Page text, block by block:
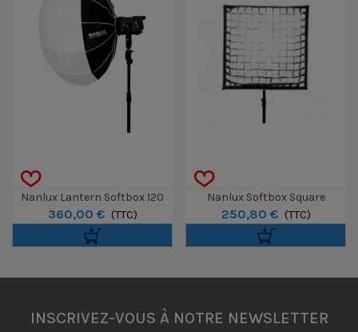
Nanlux Lantern Softbox 120
Cm Pour Evoke 1200
360,00 € (TTC)
Nanlux Softbox Square
100x100cm Pour Evoke 1200
250,80 € (TTC)
INSCRIVEZ-VOUS À NOTRE NEWSLETTER